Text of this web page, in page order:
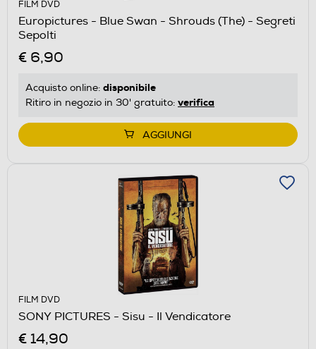
FILM DVD
Europictures - Blue Swan - Shrouds (The) - Segreti
Sepolti
€ 6,90
Acquisto online: disponibile
Ritiro in negozio in 30' gratuito: verifica
AGGIUNGI
FILM DVD
SONY PICTURES - Sisu - Il Vendicatore
€ 14,90